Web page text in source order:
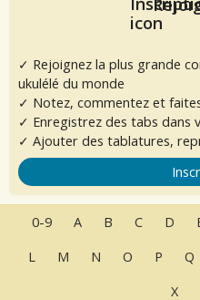
✓ Rejoignez la plus grande
ukulélé du monde
✓ Notez, commentez et
✓ Enregistrez des tabs dans
✓ Ajouter des tablatures,
0-9 A B C D
L
M N O P Q
X